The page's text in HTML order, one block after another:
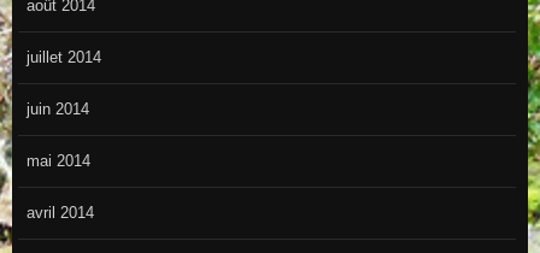
août 2014
juillet 2014
juin 2014
mai 2014
avril 2014